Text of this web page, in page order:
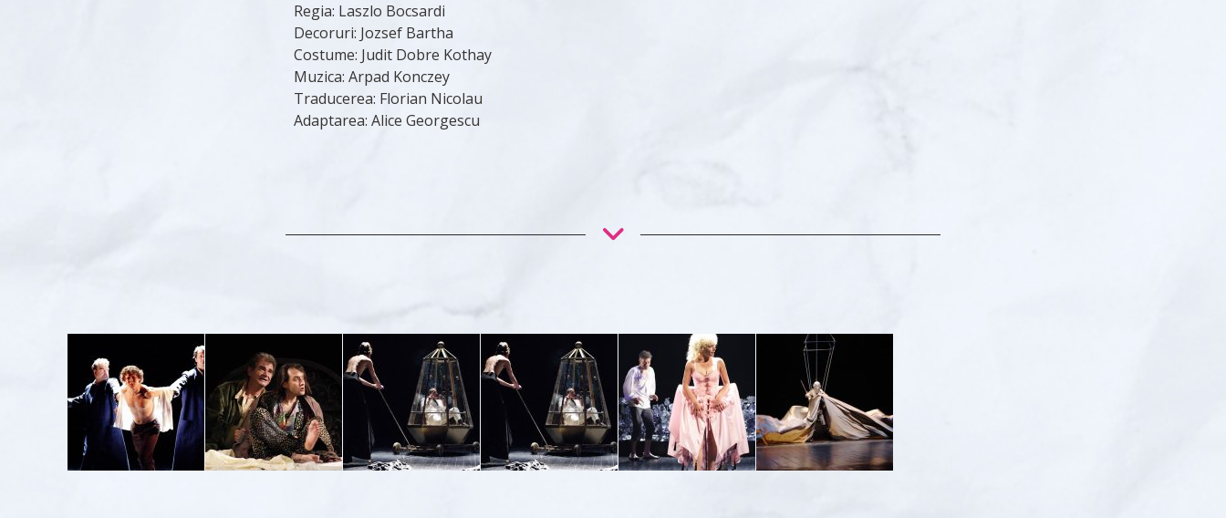
Regia: Laszlo Bocsardi
Decoruri: Jozsef Bartha
Costume: Judit Dobre Kothay
Muzica: Arpad Konczey
Traducerea: Florian Nicolau
Adaptarea: Alice Georgescu